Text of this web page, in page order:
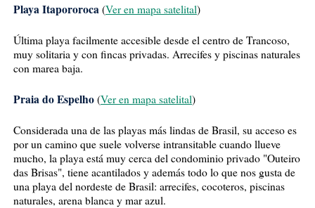
Playa Itapororoca (Ver en mapa satelital)
Última playa facilmente accesible desde el centro de Trancoso,
muy solitaria y con fincas privadas. Arrecifes y piscinas naturales
con marea baja.
Praia do Espelho(Ver en mapa satelital)
Considerada una de las playas más lindas de Brasil, su acceso es
por un camino que suele volverse intransitable cuando llueve
mucho, la playa está muy cerca del condominio privado "Outeiro
das Brisas", tiene acantilados y además todo lo que nos gusta de
una playa del nordeste de Brasil: arrecifes, cocoteros, piscinas
naturales, arena blanca y mar azul.